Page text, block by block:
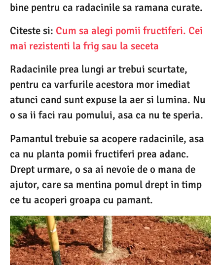
bine pentru ca radacinile sa ramana curate.
Citeste si: Cum sa alegi pomii fructiferi. Cei
mai rezistenti la frig sau la seceta
Radacinile prea lungi ar trebui scurtate,
pentru ca varfurile acestora mor imediat
atunci cand sunt expuse la aer si lumina. Nu
o sa ii faci rau pomului, asa ca nu te speria.
Pamantul trebuie sa acopere radacinile, asa
ca nu planta pomii fructiferi prea adanc.
Drept urmare, o sa ai nevoie de o mana de
ajutor, care sa mentina pomul drept in timp
ce tu acoperi groapa cu pamant.